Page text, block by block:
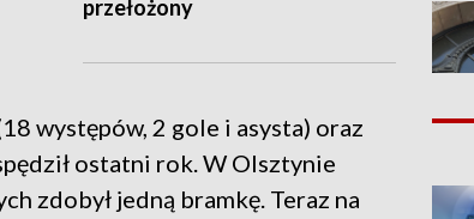
przełożony
występów, 2 gole i asysta) oraz
ostatni rok. W Olsztynie
zdobył jedną bramkę. Teraz na